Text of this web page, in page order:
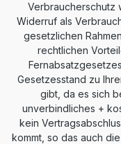
Verbraucherschutz
Widerruf als
gesetzlichen
rechtlichen
Gesetzesstand zu
gibt, da es sich
unverbindliches +
kein
kommt, so das auch